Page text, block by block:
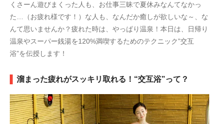
くさーん遊びまくった人も、お仕事三昧で夏休みなんてなかっ
た…（お疲れ様です！）な人も、なんだか癒しが欲しいな～、な
んて思いませんか？疲れた時は、やっぱり温泉！本日は、日帰り
温泉やスーパー銭湯を120%満喫するためのテクニック”交互
浴”を伝授します！
溜まった疲れがスッキリ取れる！“交互浴”って？